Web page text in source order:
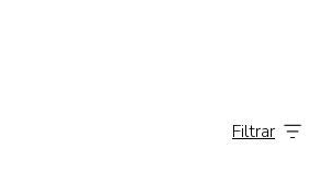
Filtrar